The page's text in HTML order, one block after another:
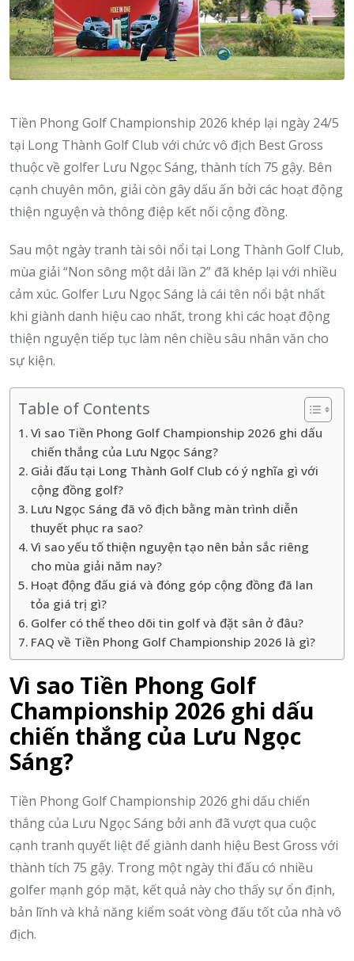
Tiền Phong Golf Championship 2026 khép lại ngày 24/5
tại Long Thành Golf Club với chức vô địch Best Gross
thuộc về golfer Lưu Ngọc Sáng, thành tích 75 gậy. Bên
cạnh chuyên môn, giải còn gây dấu ấn bởi các hoạt động
thiện nguyện và thông điệp kết nối cộng đồng.
Sau một ngày tranh tài sôi nổi tại Long Thành Golf Club,
mùa giải “Non sông một dải lần 2” đã khép lại với nhiều
cảm xúc. Golfer Lưu Ngọc Sáng là cái tên nổi bật nhất
khi giành danh hiệu cao nhất, trong khi các hoạt động
thiện nguyện tiếp tục làm nên chiều sâu nhân văn cho
sự kiện.
Table of Contents
Vì sao Tiền Phong Golf Championship 2026 ghi dấu
chiến thắng của Lưu Ngọc Sáng?
Giải đấu tại Long Thành Golf Club có ý nghĩa gì với
cộng đồng golf?
Lưu Ngọc Sáng đã vô địch bằng màn trình diễn
thuyết phục ra sao?
Vì sao yếu tố thiện nguyện tạo nên bản sắc riêng
cho mùa giải năm nay?
Hoạt động đấu giá và đóng góp cộng đồng đã lan
tỏa giá trị gì?
Golfer có thể theo dõi tin golf và đặt sân ở đâu?
FAQ về Tiền Phong Golf Championship 2026 là gì?
Vì sao Tiền Phong Golf
Championship 2026 ghi dấu
chiến thắng của Lưu Ngọc
Sáng?
Tiền Phong Golf Championship 2026 ghi dấu chiến
thắng của Lưu Ngọc Sáng bởi anh đã vượt qua cuộc
cạnh tranh quyết liệt để giành danh hiệu Best Gross với
thành tích 75 gậy. Trong một ngày thi đấu có nhiều
golfer mạnh góp mặt, kết quả này cho thấy sự ổn định,
bản lĩnh và khả năng kiểm soát vòng đấu tốt của nhà vô
địch.